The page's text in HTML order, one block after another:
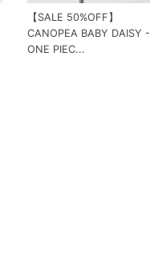
【SALE 50%OFF】
CANOPEA BABY DAISY -
ONE PIEC...